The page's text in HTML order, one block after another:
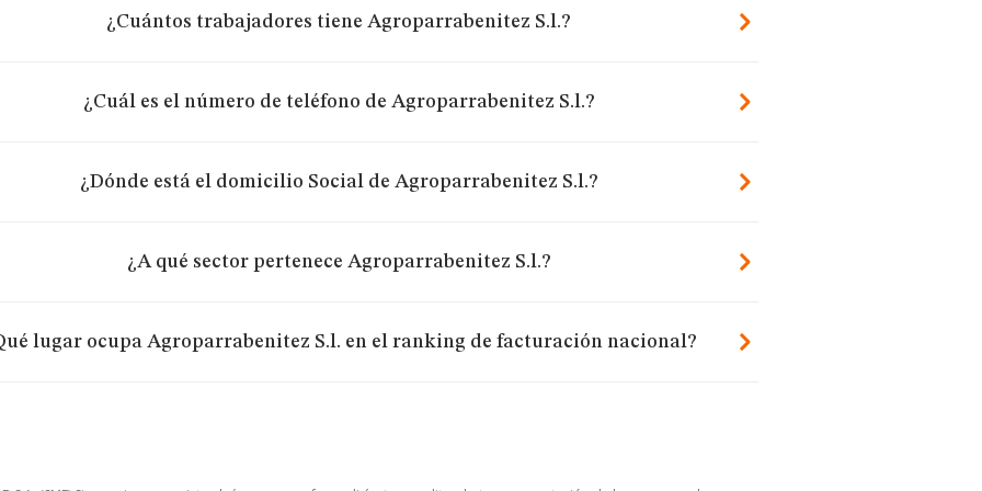
¿Cuántos trabajadores tiene Agroparrabenitez S.l.?
¿Cuál es el número de teléfono de Agroparrabenitez S.l.?
¿Dónde está el domicilio Social de Agroparrabenitez S.l.?
¿A qué sector pertenece Agroparrabenitez S.l.?
lugar ocupa Agroparrabenitez S.l. en el ranking de facturación nacional?